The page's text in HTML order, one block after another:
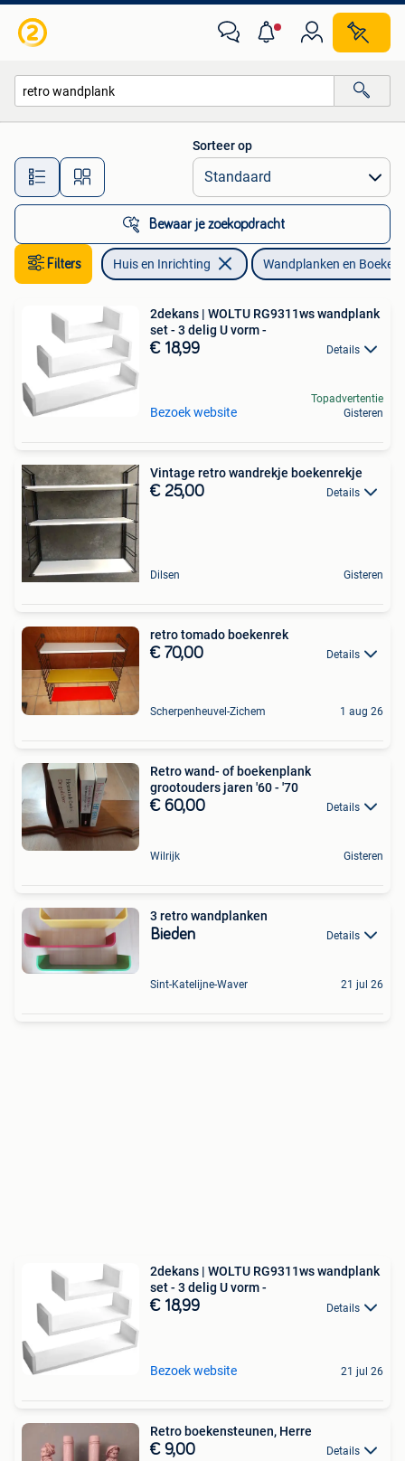
Alle afstanden…
Sorteer op
Bewaar je zoekopdracht
Filters Huis en Inrichting Wandplanken en
2dekans | WOLTU RG9311ws wandplank
set - 3 delig U vorm -
€ 18,99 Details
Bezoek website
Topadvertentie
Gisteren
Vintage retro wandrekje boekenrekje
€ 25,00 Details
Dilsen Gisteren
retro tomado boekenrek
€ 70,00 Details
Scherpenheuvel-Zichem 1 aug 26
Retro wand- of boekenplank
grootouders jaren '60 - '70
€ 60,00 Details
Wilrijk Gisteren
3 retro wandplanken
Bieden Details
Sint-Katelijne-Waver 21 jul 26
2dekans | WOLTU RG9311ws wandplank
set - 3 delig U vorm -
€ 18,99 Details
Bezoek website 21 jul 26
Retro boekensteunen, Herre
€ 9,00 Details